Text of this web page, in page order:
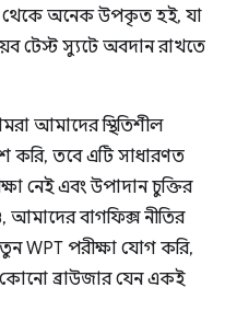
থেকে অনেক উপকৃত হই, যা
টেস্ট স্যুটে অবদান রাখতে
আমাদের স্থিতিশীল
করি, তবে এটি সাধারণত
নেই এবং উপাদান চুক্তির
বাগফিক্স নীতির
WPT পরীক্ষা যোগ করি,
কোনো ব্রাউজার যেন একই